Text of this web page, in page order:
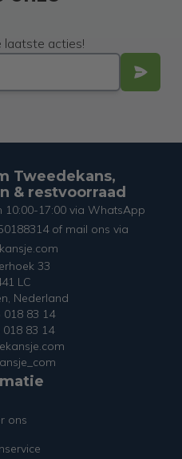
laatste acties!
Tweedekans,
& restvoorraad
17:00 via WhatsApp
of mail ons via
33
LC
Nederland
018 83 14
83 14
ons